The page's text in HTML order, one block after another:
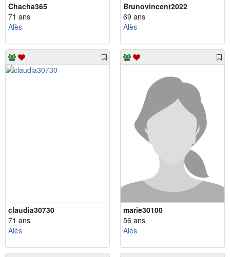
Chacha365
71 ans
Alès
Brunovincent2022
69 ans
Alès
claudia30730
71 ans
Alès
marie30100
56 ans
Alès